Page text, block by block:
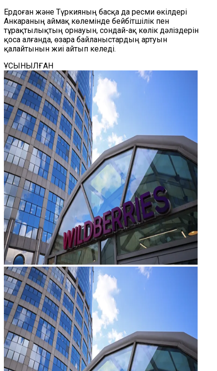
Ердоған және Түркияның басқа да ресми өкілдері
Анкараның аймақ көлемінде бейбітшілік пен
тұрақтылықтың орнауын, сондай-ақ көлік дәліздерін
қоса алғанда, өзара байланыстардың артуын
қалайтынын жиі айтып келеді.
ҰСЫНЫЛҒАН